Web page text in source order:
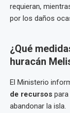
requieran,
por los daños
¿Qué
huracán
El Ministerio
de recursos
abandonar la isla.